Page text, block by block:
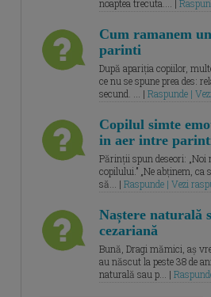
noaptea trecuta.... |
Cum ramanem
parinti
După apariția copiilor,
ce nu se spune prea des:
secund. ... | Raspunde |
Copilul simte
in aer intre
Părinții spun deseori:
copilului.” „Ne abținem, ca
să... | Raspunde | Vezi
Naștere naturală
cezariană
Bună, Dragi mămici, aș
au născut la peste 38 de
naturală sau p... |